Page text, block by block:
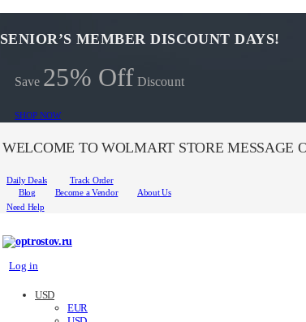
SENIOR’S MEMBER DISCOUNT DAYS!
Save 25% Off Discount
SHOP NOW
WELCOME TO WOLMART STORE MESSAGE
Daily Deals
Track Order
Blog
Become a Vendor
About Us
Need Help
Log in
USD
EUR